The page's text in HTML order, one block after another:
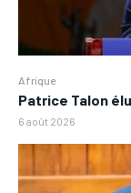
Afrique
Patrice Talon
6 août 2026